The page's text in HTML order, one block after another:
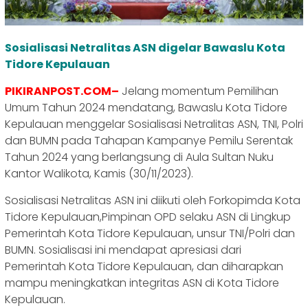
Sosialisasi Netralitas ASN digelar Bawaslu Kota
Tidore Kepulauan
PIKIRANPOST.COM– Jelang momentum Pemilihan
Umum Tahun 2024 mendatang, Bawaslu Kota Tidore
Kepulauan menggelar Sosialisasi Netralitas ASN, TNI, Polri
dan BUMN pada Tahapan Kampanye Pemilu Serentak
Tahun 2024 yang berlangsung di Aula Sultan Nuku
Kantor Walikota, Kamis (30/11/2023).
Sosialisasi Netralitas ASN ini diikuti oleh Forkopimda Kota
Tidore Kepulauan,Pimpinan OPD selaku ASN di Lingkup
Pemerintah Kota Tidore Kepulauan, unsur TNI/Polri dan
BUMN. Sosialisasi ini mendapat apresiasi dari
Pemerintah Kota Tidore Kepulauan, dan diharapkan
mampu meningkatkan integritas ASN di Kota Tidore
Kepulauan.